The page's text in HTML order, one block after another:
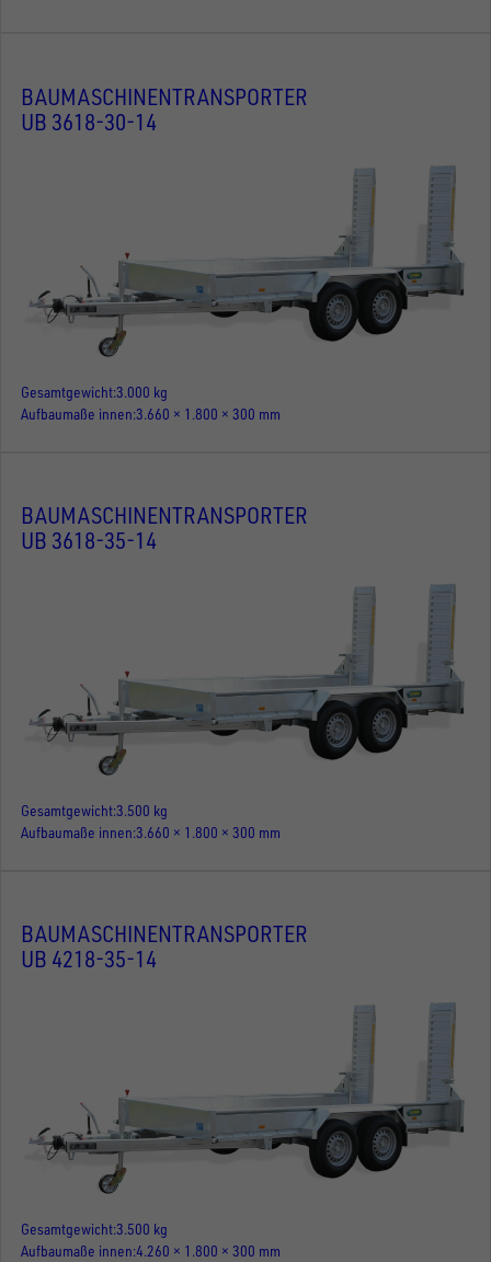
BAUMASCHINENTRANSPORTER
UB 3618-30-14
Gesamtgewicht3.000 kg
Aufbaumaße innen 3.660 × 1.800 × 300 mm
BAUMASCHINENTRANSPORTER
UB 3618-35-14
Gesamtgewicht3.500 kg
Aufbaumaße innen 3.660 × 1.800 × 300 mm
BAUMASCHINENTRANSPORTER
UB 4218-35-14
Gesamtgewicht3.500 kg
Aufbaumaße innen 4.260 × 1.800 × 300 mm